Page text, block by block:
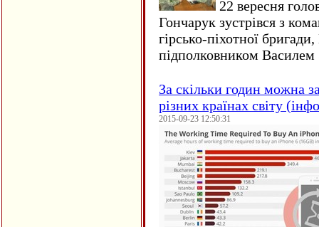
22 вересня
Гончарук зустрівся з
гірсько-піхотної
підполковником
За скільки годин можна
різних країнах світу
2015-09-23 12:50:31